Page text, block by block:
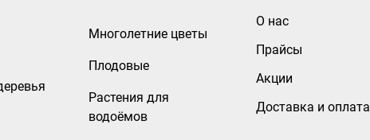
Многолетние цветы
Плодовые
Растения для
водоёмов
О нас
Прайсы
Акции
Доставка и оплата